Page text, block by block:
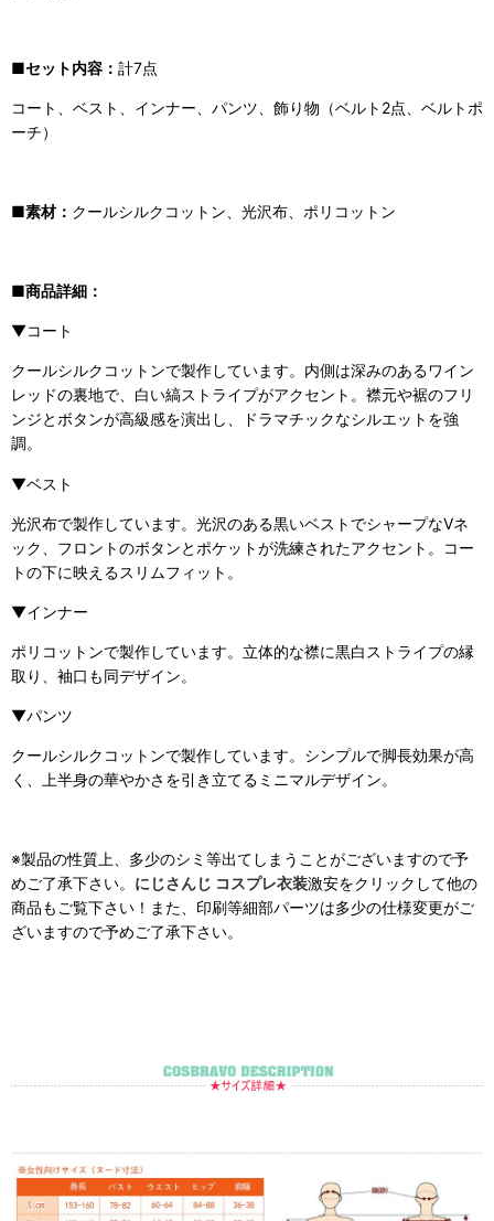
■セット内容： 計7点
コート、ベスト、インナー、パンツ、飾り物（ベルト2点、ベルトポ
ーチ）
■素材： クールシルクコットン、光沢布、ポリコットン
■商品詳細：
▼コート
クールシルクコットンで製作しています。内側は深みのあるワイン
レッドの裏地で、白い縞ストライプがアクセント。襟元や裾のフリ
ンジとボタンが高級感を演出し、ドラマチックなシルエットを強
調。
▼ベスト
光沢布で製作しています。光沢のある黒いベストでシャープなVネ
ック、フロントのボタンとポケットが洗練されたアクセント。コー
トの下に映えるスリムフィット。
▼インナー
ポリコットンで製作しています。立体的な襟に黒白ストライプの縁
取り、袖口も同デザイン。
▼パンツ
クールシルクコットンで製作しています。シンプルで脚長効果が高
く、上半身の華やかさを引き立てるミニマルデザイン。
※製品の性質上、多少のシミ等出てしまうことがございますので予
めご了承下さい。 にじさんじ コスプレ衣装激安をクリックして他の
商品もご覧下さい！また、印刷等細部パーツは多少の仕様変更がご
ざいますので予めご了承下さい。